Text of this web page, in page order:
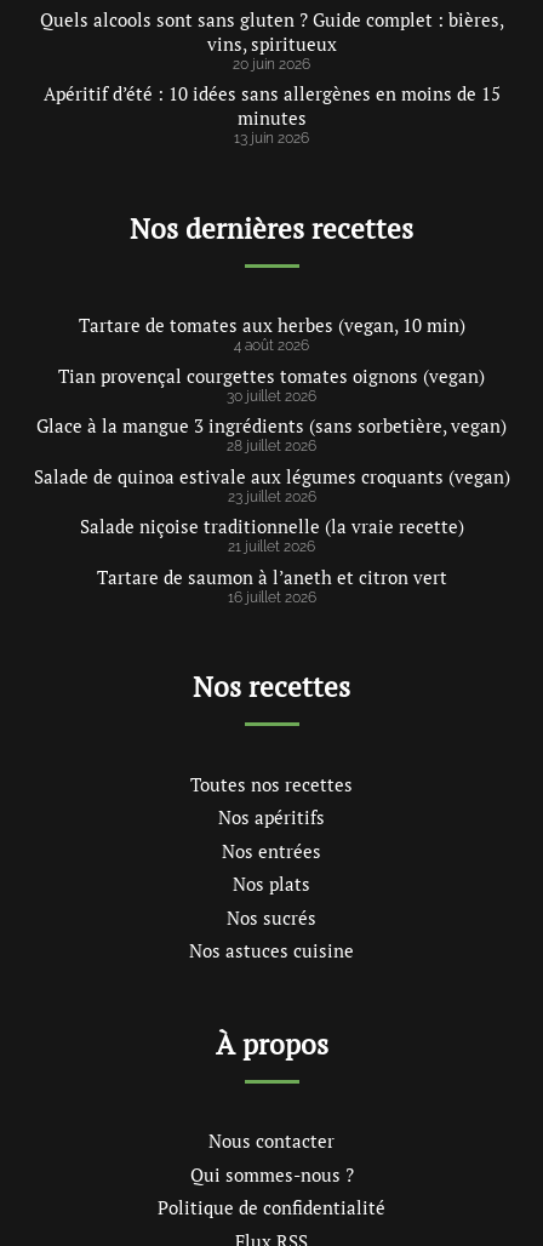
Quels alcools sont sans gluten ? Guide complet : bières,
vins, spiritueux
20 juin 2026
Apéritif d’été : 10 idées sans allergènes en moins de 15
minutes
13 juin 2026
Nos dernières recettes
Tartare de tomates aux herbes (vegan, 10 min)
4 août 2026
Tian provençal courgettes tomates oignons (vegan)
30 juillet 2026
Glace à la mangue 3 ingrédients (sans sorbetière, vegan)
28 juillet 2026
Salade de quinoa estivale aux légumes croquants (vegan)
23 juillet 2026
Salade niçoise traditionnelle (la vraie recette)
21 juillet 2026
Tartare de saumon à l’aneth et citron vert
16 juillet 2026
Nos recettes
Toutes nos recettes
Nos apéritifs
Nos entrées
Nos plats
Nos sucrés
Nos astuces cuisine
À propos
Nous contacter
Qui sommes-nous ?
Politique de confidentialité
Flux RSS